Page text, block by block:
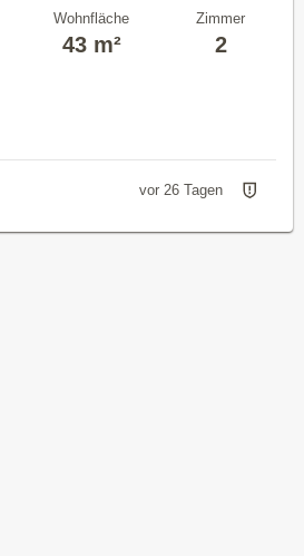
Wohnfläche
43 m²
Zimmer
2
vor 26 Tagen